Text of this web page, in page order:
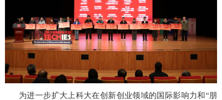
为进一步扩大上科大在创新创业领域的国际影响力和“朋